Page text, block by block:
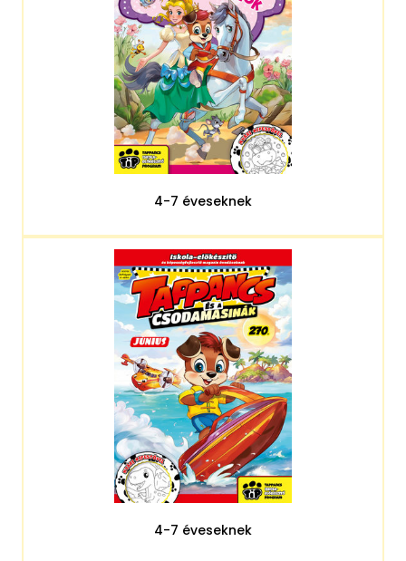
4-7 éveseknek
4-7 éveseknek